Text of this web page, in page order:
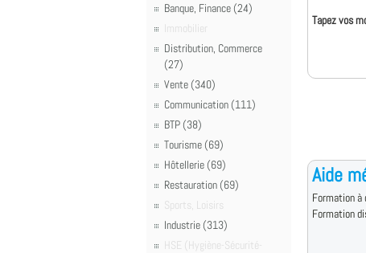
Banque, Finance (24)
Immobilier
Distribution, Commerce
(27)
Vente (340)
Communication (111)
BTP (38)
Tourisme (69)
Hôtellerie (69)
Restauration (69)
Sports, Loisirs
Industrie (313)
HSE (Hygiène-Sécurité-
Tapez vos
Aide
Formation à
Formation